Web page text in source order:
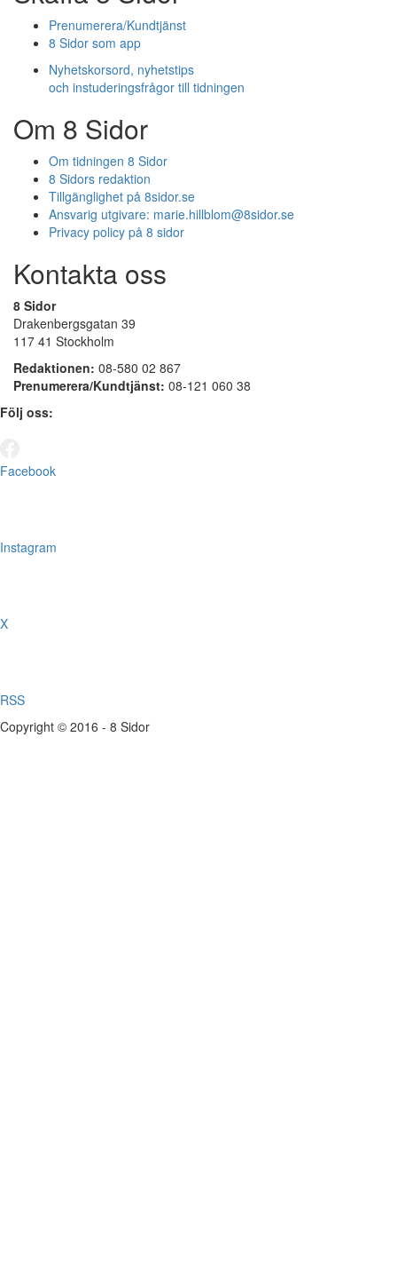
Prenumerera/Kundtjänst
8 Sidor som app
Nyhetskorsord, nyhetstips
och instuderingsfrågor till tidningen
Om 8 Sidor
Om tidningen 8 Sidor
8 Sidors redaktion
Tillgänglighet på 8sidor.se
Ansvarig utgivare: marie.hillblom@8sidor.se
Privacy policy på 8 sidor
Kontakta oss
8 Sidor
Drakenbergsgatan 39
117 41 Stockholm
Redaktionen: 08-580 02 867
Prenumerera/Kundtjänst: 08-121 060 38
Följ oss:
Facebook
Instagram
X
RSS
Copyright © 2016 - 8 Sidor